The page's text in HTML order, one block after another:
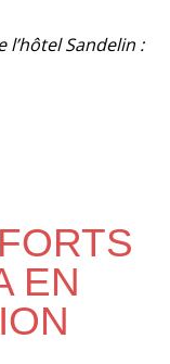
l’hôtel Sandelin :
EN